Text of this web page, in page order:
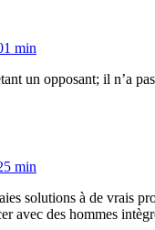
min
un opposant; il n’a
min
solutions à de vrais
avec des hommes